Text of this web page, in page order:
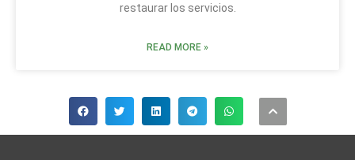
restaurar los servicios.
READ MORE »